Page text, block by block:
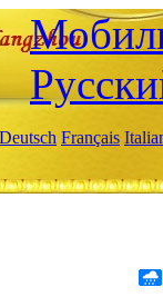
Deutsch Français